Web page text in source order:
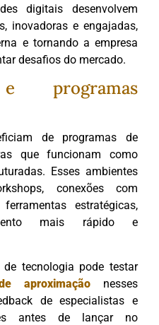
digitais desenvolvem
inovadoras e engajadas,
e tornando a empresa
desafios do mercado.
e programas
de programas de
que funcionam como
Esses ambientes
conexões com
estratégicas,
mais rápido e
tecnologia pode testar
aproximação nesses
de especialistas e
antes de lançar no